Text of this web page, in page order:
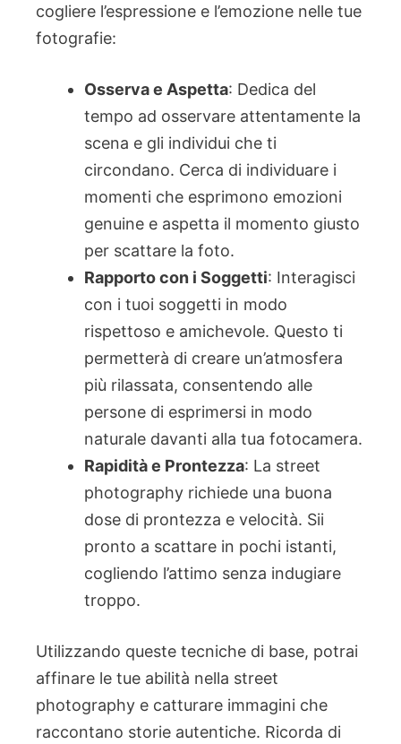
cogliere l’espressione e l’emozione nelle tue
fotografie:
Osserva e Aspetta: Dedica del
tempo ad osservare attentamente la
scena e gli individui che ti
circondano. Cerca di individuare i
momenti che esprimono emozioni
genuine e aspetta il momento giusto
per scattare la foto.
Rapporto con i Soggetti: Interagisci
con i tuoi soggetti in modo
rispettoso e amichevole. Questo ti
permetterà di creare un’atmosfera
più rilassata, consentendo alle
persone di esprimersi in modo
naturale davanti alla tua fotocamera.
Rapidità e Prontezza: La street
photography richiede una buona
dose di prontezza e velocità. Sii
pronto a scattare in pochi istanti,
cogliendo l’attimo senza indugiare
troppo.
Utilizzando queste tecniche di base, potrai
affinare le tue abilità nella street
photography e catturare immagini che
raccontano storie autentiche. Ricorda di